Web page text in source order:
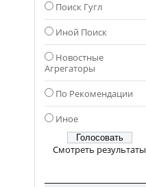
Поиск Гугл
Иной Поиск
Новостные
Агрегаторы
По Рекомендации
Иное
Смотреть результаты